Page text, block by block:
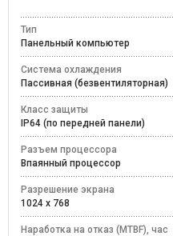
Тип
Панельный компьютер
Система охлаждения
Пассивная (безвентиляторная)
Класс защиты
IP64 (по передней панели)
Разъем процессора
Впаянный процессор
Разрешение экрана
1024 x 768
Наработка на отказ (MTBF), час